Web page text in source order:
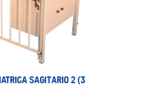
SAGITARIO 2 (3